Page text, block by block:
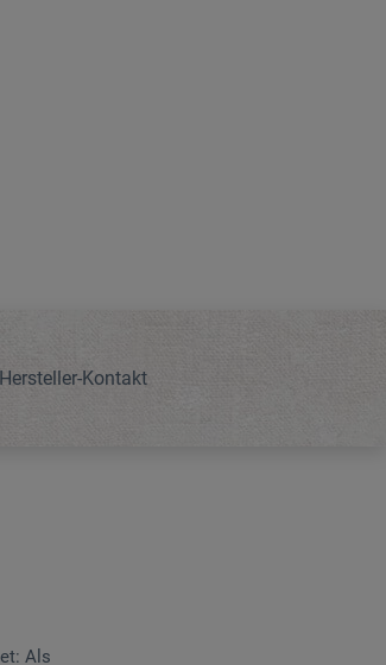
Hersteller-Kontakt
Als